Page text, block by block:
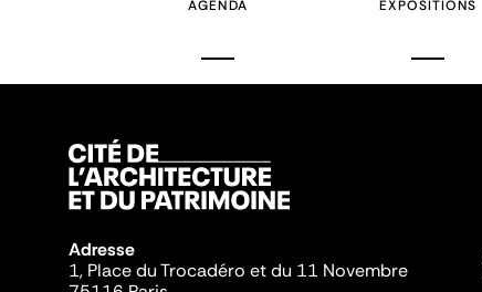
AGENDA EXPOSITIONS
Adresse
1, Place du Trocadéro et du 11 Novembre